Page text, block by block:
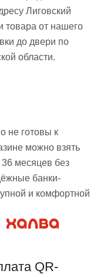
Лиговский
товара от нашего
до двери по
области.
не готовы к
можно взять
месяцев без
банки-
и комфортной
QR-